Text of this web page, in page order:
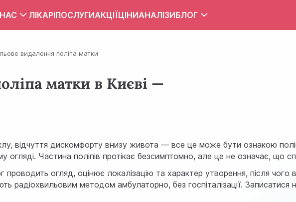
внутрішнього розпорядку
ЛІКАРІПОСЛУГИАКЦІЇЦІНИАНАЛІЗИБЛОГ
Viber
ПН-ПТ
видалення поліпа матки
матки в Києві —
відчуття дискомфорту внизу живота — все це може бути ознакою
огляді. Частина поліпів протікає безсимптомно, але це не означає, що
проводить огляд, оцінює локалізацію та характер утворення, після
радіохвильовим методом амбулаторно, без госпіталізації.